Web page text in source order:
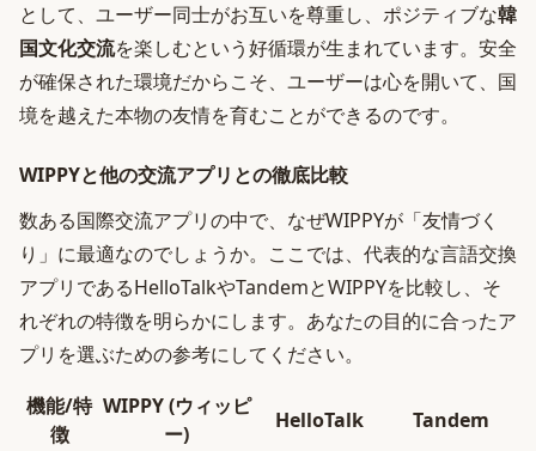
として、ユーザー同士がお互いを尊重し、ポジティブな韓
国文化交流を楽しむという好循環が生まれています。安全
が確保された環境だからこそ、ユーザーは心を開いて、国
境を越えた本物の友情を育むことができるのです。
WIPPYと他の交流アプリとの徹底比較
数ある国際交流アプリの中で、なぜWIPPYが「友情づく
り」に最適なのでしょうか。ここでは、代表的な言語交換
アプリであるHelloTalkやTandemとWIPPYを比較し、そ
れぞれの特徴を明らかにします。あなたの目的に合ったア
プリを選ぶための参考にしてください。
機能/特
徴
WIPPY (ウィッピ
ー)
HelloTalk Tandem